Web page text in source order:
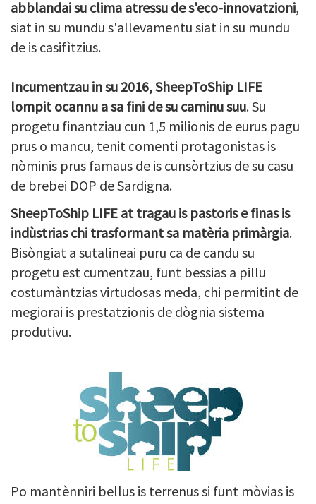
abblandai su clima atressu de s'eco-innovatzioni,
siat in su mundu s'allevamentu siat in su mundu
de is casifìtzius.
Incumentzau in su 2016, SheepToShip LIFE
lompit ocannu a sa fini de su caminu suu. Su
progetu finantziau cun 1,5 milionis de eurus pagu
prus o mancu, tenit comenti protagonistas is
nòminis prus famaus de is cunsòrtzius de su casu
de brebei DOP de Sardigna.
SheepToShip LIFE at tragau is pastoris e finas is
indùstrias chi trasformant sa matèria primàrgia.
Bisòngiat a sutalineai puru ca de candu su
progetu est cumentzau, funt bessias a pillu
costumàntzias virtudosas meda, chi permitint de
megiorai is prestatzionis de dògnia sistema
produtivu.
Po mantènniri bellus is terrenus si funt mòvias is